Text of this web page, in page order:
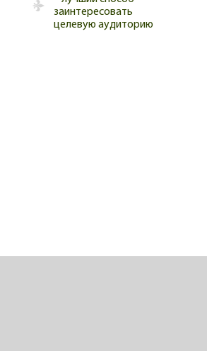
заинтересовать
целевую аудиторию